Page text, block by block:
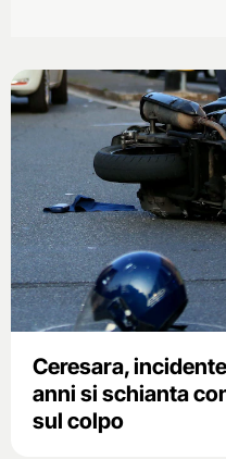
Ceresara,
anni si schianta
sul colpo